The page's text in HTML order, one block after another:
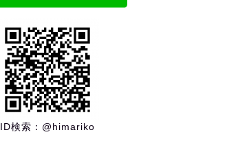
ID検索： @himariko